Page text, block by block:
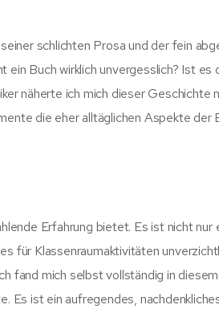
schlichten Prosa und der fein
ein Buch wirklich unvergesslich? Ist
näherte ich mich dieser Geschichte
die eher alltäglichen Aspekte der
Erfahrung bietet. Es ist nicht nur
für Klassenraumaktivitäten
fand mich selbst vollständig in
Es ist ein aufregendes,